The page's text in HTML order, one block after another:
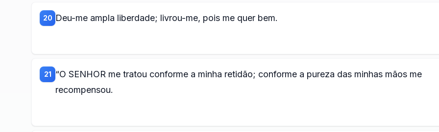
20 Deu-me ampla liberdade; livrou-me, pois me quer bem.
21 “O SENHOR me tratou conforme a minha retidão; conforme a pureza das minhas mãos me
recompensou.